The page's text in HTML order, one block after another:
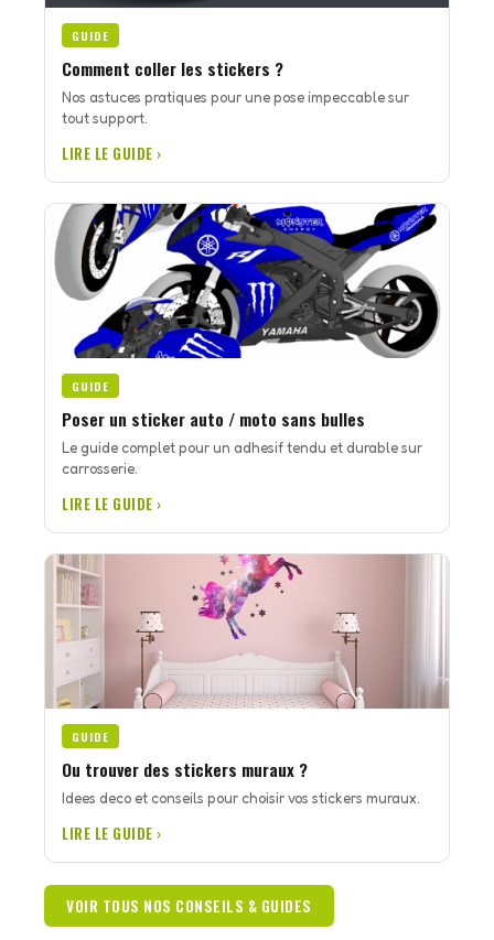
GUIDE
Comment coller les stickers ?
Nos astuces pratiques pour une pose impeccable sur
tout support.
LIRE LE GUIDE ›
GUIDE
Poser un sticker auto / moto sans bulles
Le guide complet pour un adhesif tendu et durable sur
carrosserie.
LIRE LE GUIDE ›
GUIDE
Ou trouver des stickers muraux ?
Idees deco et conseils pour choisir vos stickers muraux.
LIRE LE GUIDE ›
VOIR TOUS NOS CONSEILS & GUIDES